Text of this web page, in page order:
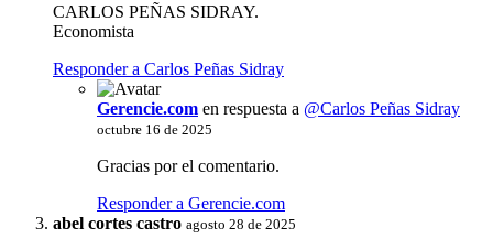
CARLOS PEÑAS SIDRAY.
Economista
Responder a Carlos Peñas Sidray
Gerencie.com en respuesta a @Carlos Peñas Sidray
octubre 16 de 2025
Gracias por el comentario.
Responder a Gerencie.com
abel cortes castro agosto 28 de 2025